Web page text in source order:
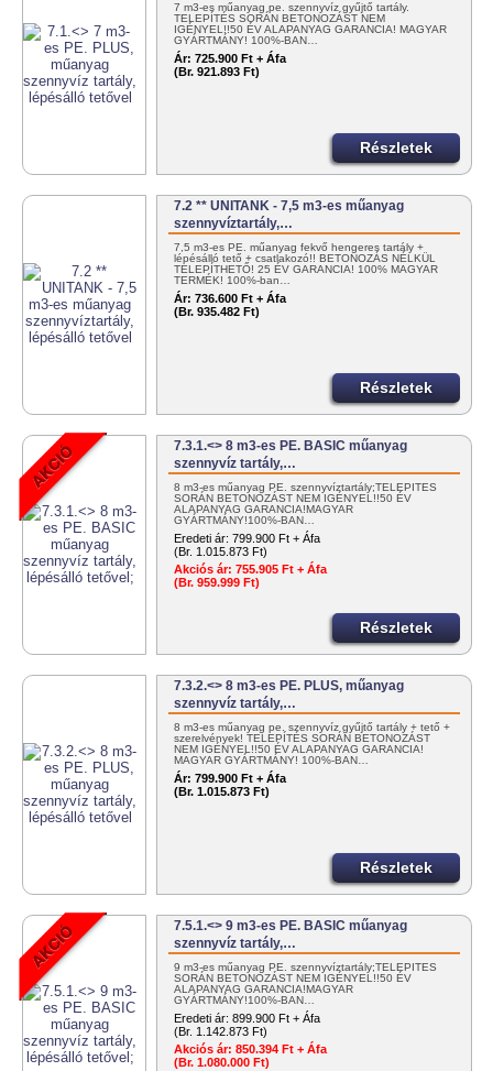
7 m3-es műanyag pe. szennyvíz gyűjtő tartály.
TELEPÍTÉS SORÁN BETONOZÁST NEM
IGÉNYEL!!50 ÉV ALAPANYAG GARANCIA! MAGYAR
GYÁRTMÁNY! 100%-BAN…
Ár: 725.900 Ft + Áfa
(Br. 921.893 Ft)
Részletek
7.2 ** UNITANK - 7,5 m3-es műanyag
szennyvíztartály,…
7,5 m3-es PE. műanyag fekvő hengeres tartály +
lépésálló tető + csatlakozó!! BETONOZÁS NÉLKÜL
TELEPÍTHETŐ! 25 ÉV GARANCIA! 100% MAGYAR
TERMÉK! 100%-ban…
Ár: 736.600 Ft + Áfa
(Br. 935.482 Ft)
Részletek
7.3.1.<> 8 m3-es PE. BASIC műanyag
szennyvíz tartály,…
8 m3-es műanyag PE. szennyvíztartály;TELEPÍTÉS
SORÁN BETONOZÁST NEM IGÉNYEL!!50 ÉV
ALAPANYAG GARANCIA!MAGYAR
GYÁRTMÁNY!100%-BAN…
Eredeti ár: 799.900 Ft + Áfa
(Br. 1.015.873 Ft)
Akciós ár: 755.905 Ft + Áfa
(Br. 959.999 Ft)
Részletek
7.3.2.<> 8 m3-es PE. PLUS, műanyag
szennyvíz tartály,…
8 m3-es műanyag pe. szennyvíz gyűjtő tartály + tető +
szerelvények! TELEPÍTÉS SORÁN BETONOZÁST
NEM IGÉNYEL!!50 ÉV ALAPANYAG GARANCIA!
MAGYAR GYÁRTMÁNY! 100%-BAN…
Ár: 799.900 Ft + Áfa
(Br. 1.015.873 Ft)
Részletek
7.5.1.<> 9 m3-es PE. BASIC műanyag
szennyvíz tartály,…
9 m3-es műanyag PE. szennyvíztartály;TELEPÍTÉS
SORÁN BETONOZÁST NEM IGÉNYEL!!50 ÉV
ALAPANYAG GARANCIA!MAGYAR
GYÁRTMÁNY!100%-BAN…
Eredeti ár: 899.900 Ft + Áfa
(Br. 1.142.873 Ft)
Akciós ár: 850.394 Ft + Áfa
(Br. 1.080.000 Ft)